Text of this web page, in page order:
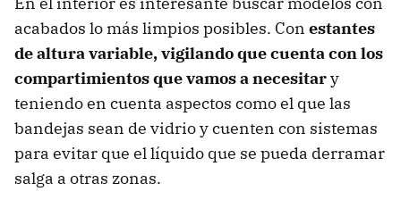
acabados lo más limpios posibles. Con estantes
de altura variable, vigilando que cuenta con los
compartimientos que vamos a necesitary
teniendo en cuenta aspectos como el que las
bandejas sean de vidrio y cuenten con sistemas
para evitar que el líquido que se pueda derramar
salga a otras zonas.